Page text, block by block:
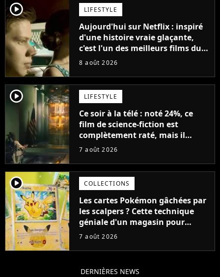
player2 LIFESTYLE
Aujourd'hui sur Netflix : inspiré
d'une histoire vraie glaçante,
c'est l'un des meilleurs films du
21ème siècle
8 août 2026
player2 LIFESTYLE
Ce soir à la télé : noté 24%, ce
film de science-fiction est
complètement raté, mais il
aurait pu être encore pire à
7 août 2026
player2 COLLECTIONS
Les cartes Pokémon gâchées par
les scalpers ? Cette technique
géniale d'un magasin pour
ruiner les revendeurs
7 août 2026
DERNIÈRES NEWS